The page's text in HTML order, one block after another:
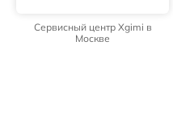
Сервисный центр Xgimi в
Москве